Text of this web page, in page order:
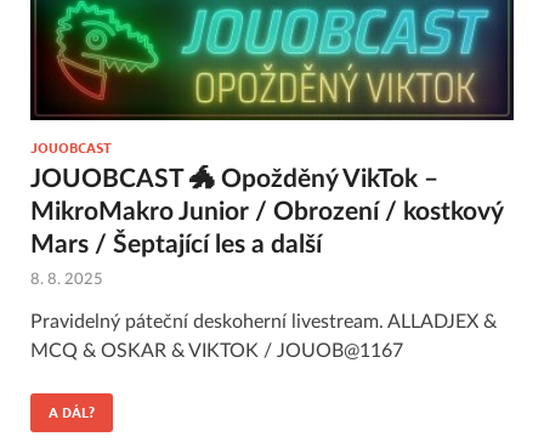
JOUOBCAST
JOUOBCAST 🐲 Opožděný VikTok –
MikroMakro Junior / Obrození / kostkový
Mars / Šeptající les a další
8. 8. 2025
Pravidelný páteční deskoherní livestream. ALLADJEX &
MCQ & OSKAR & VIKTOK / JOUOB@1167
A DÁL?